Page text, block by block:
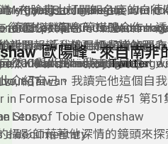
- Klaus Bardenhagen
trying to figure out who to
than Klaus
reporting from Taiwan
2008. After all, a journalist
no?
goal is to make the world
much people in the West
diverse culture, stunning
- Klaus Bardenhagen
在臉書上打開知名度的白德
德國公共電台等媒體合作，
世界。「我的目標是增加西
然、與人民。我支持民主、人
介紹自己。我讀完他這個自
集來賓的最佳人選！在這個誤
有什麽樣的魅力讓他這麽的想
也可以也讓台灣人的你，透過
台灣的報導嗎？ To learn
can catch him onTwitter
新聞報導，想更加支持他嗎
Klaus on his Patreon
Taiwan
taiwanreporter
享
Shanty) - From TikTok to Epic
in Formosa Episode #51 第51
Lens of Tobie Openshaw
攝影師藉著他深情的鏡頭來
Story
a documentary